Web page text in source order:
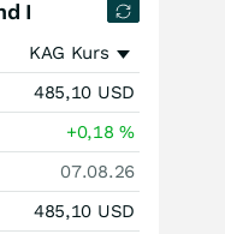
I
KAG Kurs
485,10 USD
+0,18%
07.08.26
485,10 USD